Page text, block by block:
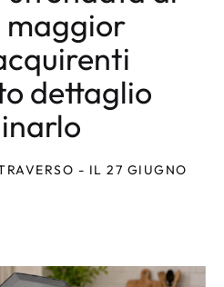
maggior
dettaglio
- IL 27 GIUGNO